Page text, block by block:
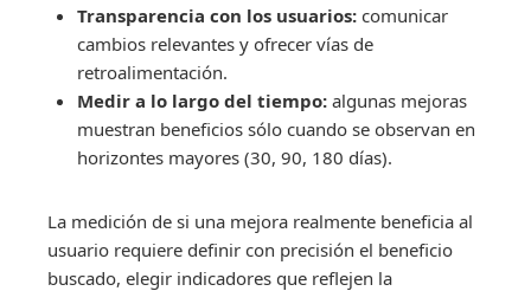
Transparencia con los usuarios: comunicar
cambios relevantes y ofrecer vías de
retroalimentación.
Medir a lo largo del tiempo: algunas mejoras
muestran beneficios sólo cuando se observan en
horizontes mayores (30, 90, 180 días).
La medición de si una mejora realmente beneficia al
usuario requiere definir con precisión el beneficio
buscado, elegir indicadores que reflejen la